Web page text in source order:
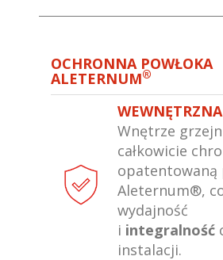
OCHRONNA POWŁOKA
ALETERNUM®
Wnętrze
całkowicie
opatentowaną
Aleternum®,
wydajność
i integralność
instalacji.